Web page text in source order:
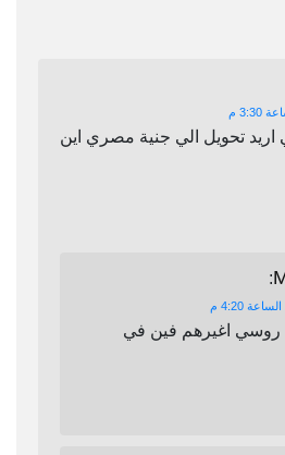
اريد تحويل الي جنية مصري اين
:
روبيل روسي اغيرهم فين في